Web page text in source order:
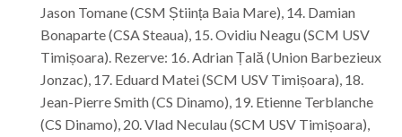
Jason Tomane (CSM Știința Baia Mare), 14. Damian
Bonaparte (CSA Steaua), 15. Ovidiu Neagu (SCM USV
Timișoara). Rezerve: 16. Adrian Țală (Union Barbezieux
Jonzac), 17. Eduard Matei (SCM USV Timișoara), 18.
Jean-Pierre Smith (CS Dinamo), 19. Etienne Terblanche
(CS Dinamo), 20. Vlad Neculau (SCM USV Timișoara),